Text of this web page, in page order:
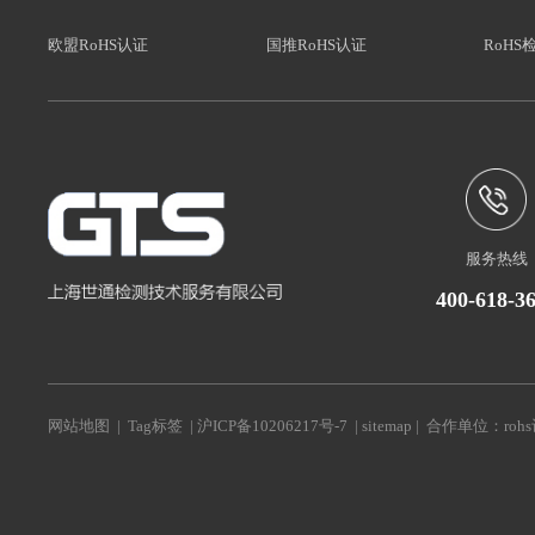
欧盟RoHS认证 国推RoHS认证 RoHS
服务热线
400-618-
网站地图 |Tag标签 |沪ICP备10206217号-7 |sitemap | 合作单位：